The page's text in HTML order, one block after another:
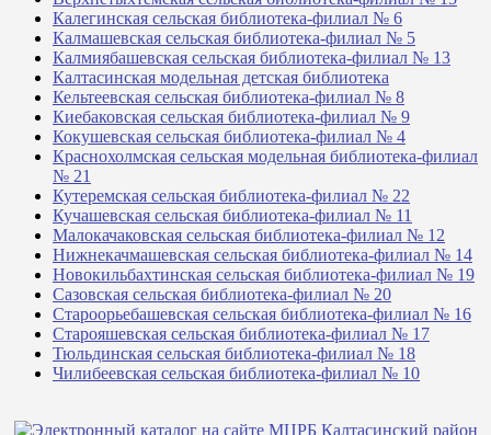
Калегинская сельская библиотека-филиал № 6
Калмашевская сельская библиотека-филиал № 5
Калмиябашевская сельская библиотека-филиал № 13
Калтасинская модельная детская библиотека
Кельтеевская сельская библиотека-филиал № 8
Киебаковская сельская библиотека-филиал № 9
Кокушевская сельская библиотека-филиал № 4
Краснохолмская сельская модельная библиотека-филиал
№ 21
Кутеремская сельская библиотека-филиал № 22
Кучашевская сельская библиотека-филиал № 11
Малокачаковская сельская библиотека-филиал № 12
Нижнекачмашевская сельская библиотека-филиал № 14
Новокильбахтинская сельская библиотека-филиал № 19
Сазовская сельская библиотека-филиал № 20
Староорьебашевская сельская библиотека-филиал № 16
Старояшевская сельская библиотека-филиал № 17
Тюльдинская сельская библиотека-филиал № 18
Чилибеевская сельская библиотека-филиал № 10